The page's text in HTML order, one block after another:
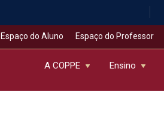
Espaço do Aluno Espaço do Professor
A COPPE Ensino